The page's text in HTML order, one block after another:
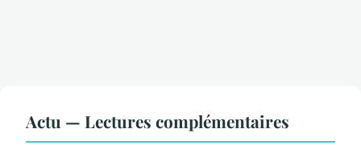
Actu — Lectures complémentaires